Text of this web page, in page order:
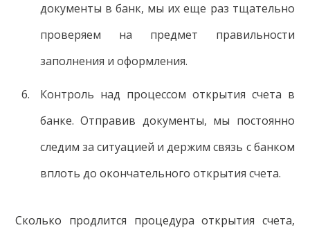
документы в банк, мы их еще раз тщательно
проверяем на предмет правильности
заполнения и оформления.
Контроль над процессом открытия счета в
банке. Отправив документы, мы постоянно
следим за ситуацией и держим связь с банком
вплоть до окончательного открытия счета.
Сколько продлится процедура открытия счета,